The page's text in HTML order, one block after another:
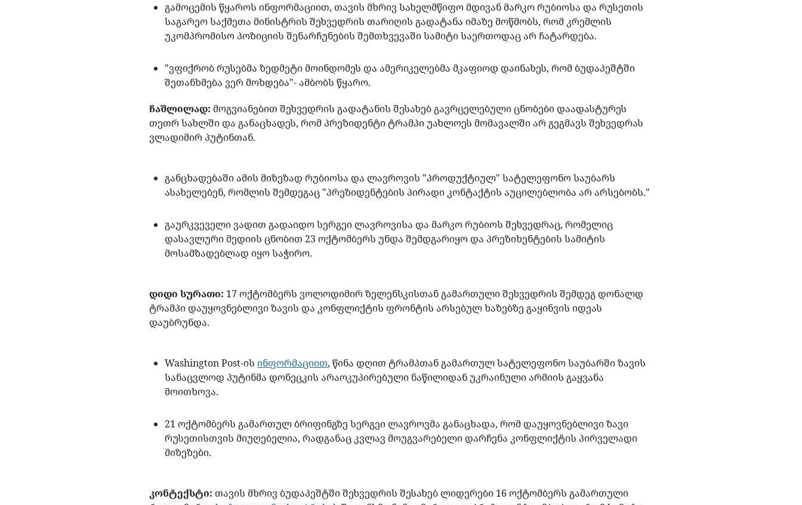
გამოცემის წყაროს ინფორმაციით, თავის მხრივ სახელმწიფო მდივან მარკო რუბიოსა და რუსეთის
საგარეო საქმეთა მინისტრის შეხვედრის თარიღის გადატანა იმაზე მოწმობს, რომ კრემლის
უკომპრომისო პოზიციის შენარჩუნების შემთხვევაში სამიტი საერთოდაც არ ჩატარდება.
"ვფიქრობ რუსებმა ზედმეტი მოინდომეს და ამერიკელებმა მკაფიოდ დაინახეს, რომ ბუდაპეშტში
შეთანხმება ვერ მოხდება"- ამბობს წყარო.
ჩაშლილად: მოგვიანებით შეხვედრის გადატანის შესახებ გავრცელებული ცნობები დაადასტურეს
თეთრ სახლში და განაცხადეს, რომ პრეზიდენტი ტრამპი უახლოეს მომავალში არ გეგმავს შეხვედრას
ვლადიმირ პუტინთან.
განცხადებაში ამის მიზეზად რუბიოსა და ლავროვის "პროდუქტიულ" სატელეფონო საუბარს
ასახელებენ, რომლის შემდეგაც "პრეზიდენტების პირადი კონტაქტის აუცილებლობა არ არსებობს."
გაურკვეველი ვადით გადაიდო სერგეი ლავროვისა და მარკო რუბიოს შეხვედრაც, რომელიც
დასავლური მედიის ცნობით 23 ოქტომბერს უნდა შემდგარიყო და პრეზიხენტების სამიტის
მოსამზადებლად იყო საჭირო.
დიდი სურათი: 17 ოქტომბერს ვოლოდიმირ ზელენსკისთან გამართული შეხვედრის შემდეგ დონალდ
ტრამპი დაუყოვნებლივი ზავის და კონფლიქტის ფრონტის არსებულ ხაზებზე გაყინვის იდეას
დაუბრუნდა.
Washington Post-ისინფორმაციით, წინა დღით ტრამპთან გამართულ სატელეფონო საუბარში ზავის
სანაცვლოდ პუტინმა დონეცკის არაოკუპირებული ნაწილიდან უკრაინული არმიის გაყვანა
მოითხოვა.
21 ოქტომბერს გამართულ ბრიფინგზე სერგეი ლავროვმა განაცხადა, რომ დაუყოვნებლივი ზავი
რუსეთისთვის მიუღებელია, რადგანაც კვლავ მოუგვარებელი დარჩენა კონფლიქტის პირველადი
მიზეზები.
კონტექსტი: თავის მხრივ ბუდაპეშტში შეხვედრის შესახებ ლიდერები 16 ოქტომბერს გამართული